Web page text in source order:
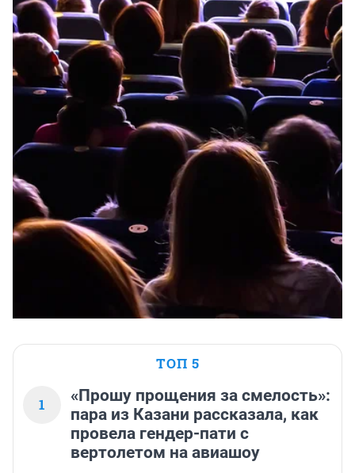
ТОП 5
1
«Прошу прощения за смелость»:
пара из Казани рассказала, как
провела гендер-пати с
вертолетом на авиашоу